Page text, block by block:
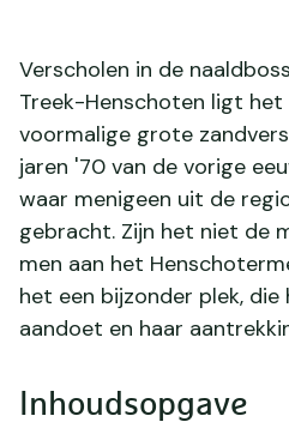
Verscholen in de
Treek-Henschoten ligt het
voormalige grote
jaren '70 van de vorige
waar menigeen uit de
gebracht. Zijn het niet de
men aan het
het een bijzonder plek,
aandoet en haar
Inhoudsopgave